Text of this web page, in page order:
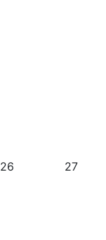
26 27